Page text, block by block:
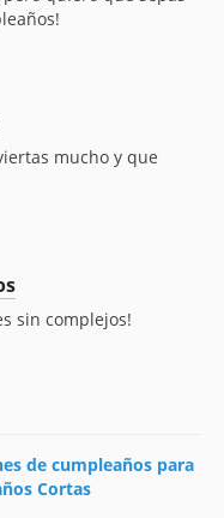
mucho y que
sin complejos!
de cumpleaños para
Cortas